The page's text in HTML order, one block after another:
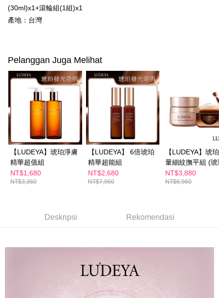
Plus PAY
AFTEE
1. Dengan memilih AFTEE sebagai kaedah pembayaran, mesej
pengesahan AFTEE akan muncul.
2. Anda boleh meneruskan pembayaran selepas pengesahan SMS.
3. Tiada bayaran diperlukan apabila pesanan disahkan. Produk akan
dihantar ke alamat yang ditetapkan.
4. Setelah pesanan disahkan, anda akan menerima SMS pembayaran
manakala ahli aplikasi akan menerima pemberitahuan tolak aplikasi
5. Tiada bayaran diperlukan apabila anda menerima produk. Sila buat
pembayaran di empat kedai serbaneka utama, ATM atau perbankan
dalam talian dengan SMS pembayaran atau pemberitahuan tolak aplikasi
AFTEE.
Sila ambil perhatian bahawa tempoh pembayaran adalah 14 hari. Walau
bagaimanapun, bagi mereka yang telah memuat turun Aplikasi AFTEE
Tempoh pembayaran dikira dari masa kedai meminta pembayaran anda,
lama untuk dihantar). Oleh itu, anda dikehendaki membuat pembayaran
kepada AFTEE dalam tempoh sama ada anda menerima pesanan.
Kedua, Sekatan Pembayaran
Pemindahan ATM
Pilihan Penghantaran
全家付款取貨
NT$100/pesanan | Penghantaran percuma untuk pesanan
NT$600 atau lebih
付款後全家取貨
NT$100/pesanan | Penghantaran percuma untuk pesanan
NT$600 atau lebih
萊爾富取貨付款
NT$600 atau lebih
NT$100/pesanan | Penghantaran percuma untuk pesanan
(30ml)x1+滾輪組(1組)x1
產地：台灣
Pelanggan Juga Melihat
【LUDEYA】琥珀淨膚
精華超值組
NT$1,680
NT$3,360
【LUDEYA】 6倍琥珀
精華超能組
NT$2,680
NT$7,960
【LUDEYA】琥
量細紋撫平組 (琥
升級版+琥珀眼霜)
NT$3,880
NT$6,960
Deskripsi Rekomendasi